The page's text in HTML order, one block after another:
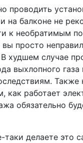
проводить
на балконе не
к необратимым
просто
худшем случае
выхлопного газа
Также
как работает
обязательно
делаете это